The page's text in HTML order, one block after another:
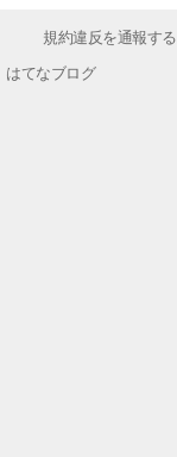
規約違反を通報する
はてなブログ